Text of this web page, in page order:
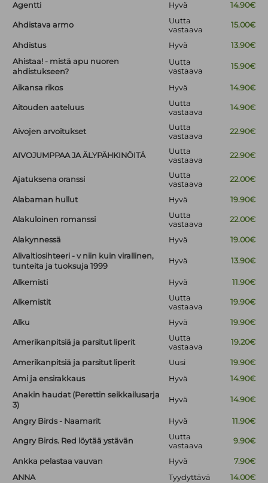
Agentti Hyvä 14.90€
Ahdistava armo
Uutta
vastaava
15.00€
Ahdistus Hyvä
13.90€
Ahistaa! - mistä apu nuoren
ahdistukseen?
Uutta
vastaava
15.90€
Aikansa rikos Hyvä 14.90€
Aitouden aateluus
Uutta
vastaava
14.90€
Aivojen arvoitukset
Uutta
vastaava
22.90€
AIVOJUMPPAA JA ÄLYPÄHKINÖITÄ
Uutta
vastaava
22.90€
Ajatuksena oranssi
Uutta
vastaava
22.00€
Alabaman hullut Hyvä 19.90€
Alakuloinen romanssi
Uutta
vastaava
22.00€
Alakynnessä Hyvä
19.00€
Alivaltiosihteeri - v niin kuin virallinen,
tunteita ja tuoksuja 1999
Hyvä 13.90€
Alkemisti Hyvä 11.90€
Alkemistit
Uutta
vastaava
19.90€
Alku Hyvä 19.90€
Amerikanpitsiä ja parsitut liperit
Uutta
vastaava
19.20€
Amerikanpitsiä ja parsitut liperit Uusi
19.90€
Ami ja ensirakkaus
Hyvä
14.90€
Anakin haudat (Perettin seikkailusarja
3)
Hyvä 14.90€
Angry Birds - Naamarit Hyvä 11.90€
Angry Birds. Red löytää ystävän
Uutta
vastaava
9.90€
Ankka pelastaa vauvan Hyvä
7.90€
ANNA
Tyydyttävä
14.00€